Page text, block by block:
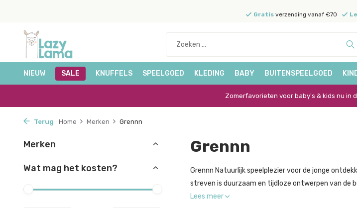
Gratis verzending vanaf €70
NIEUW SALE KNUFFELS SPEELGOED KLEDING BABY BUITENSPEELGOED
Zomerfavorieten voor baby's & kids nu in
Terug Home Merken Grennn
Merken
Wat mag het kosten?
Grennn
Grennn Natuurlijk speelplezier voor de jonge
streven is duurzaam en tijdloze ontwerpen van de
Lees meer